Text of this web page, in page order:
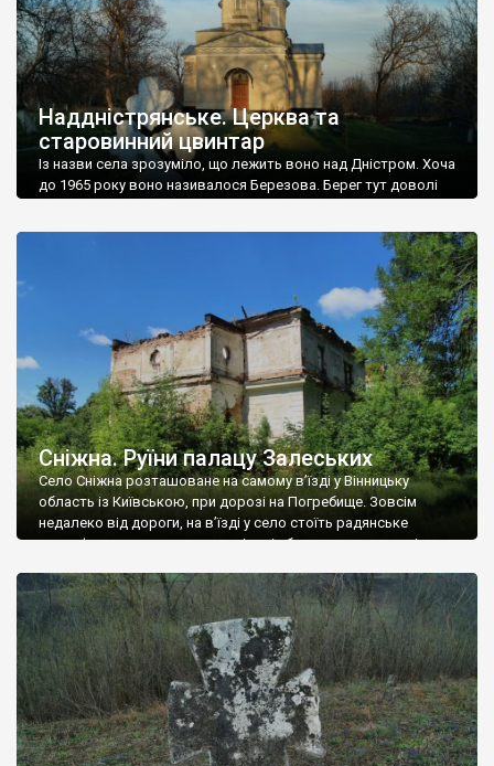
Наддністрянське. Церква та
старовинний цвинтар
Із назви села зрозуміло, що лежить воно над Дністром. Хоча
до 1965 року воно називалося Березова. Берег тут доволі
Наддністрянське відрізняється від більшості навколишніх
сіл. У селі є мурована Михайлівська церква. Точної дати […]
Сніжна. Руїни палацу Залеських
Село Сніжна розташоване на самому в’їзді у Вінницьку
область із Київською, при дорозі на Погребище. Зовсім
недалеко від дороги, на в’їзді у село стоїть радянське
рельєфне пано, яке показує жінку і яблуню, а трохи далі, десь
не видно, але видно дві стареньких колії у траві – […]